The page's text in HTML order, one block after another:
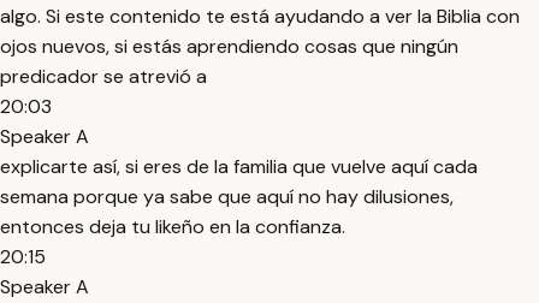
algo. Si este contenido te está ayudando a ver la Biblia con
ojos nuevos, si estás aprendiendo cosas que ningún
predicador se atrevió a
20:03
Speaker A
explicarte así, si eres de la familia que vuelve aquí cada
semana porque ya sabe que aquí no hay dilusiones,
entonces deja tu likeño en la confianza.
20:15
Speaker A